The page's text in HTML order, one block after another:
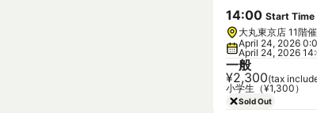
14:00 Start Time
大丸東京店 11階
April 24, 2026
April 24, 2026
一般
¥2,300(tax
小学生（¥1,300）
Sold Out